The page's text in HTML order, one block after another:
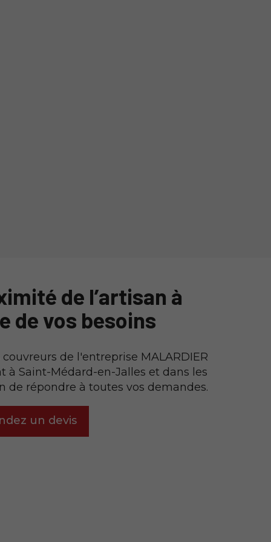
de l’artisan à
de vos besoins
couvreurs de l'entreprise MALARDIER
à Saint-Médard-en-Jalles et dans les
de répondre à toutes vos demandes.
un devis